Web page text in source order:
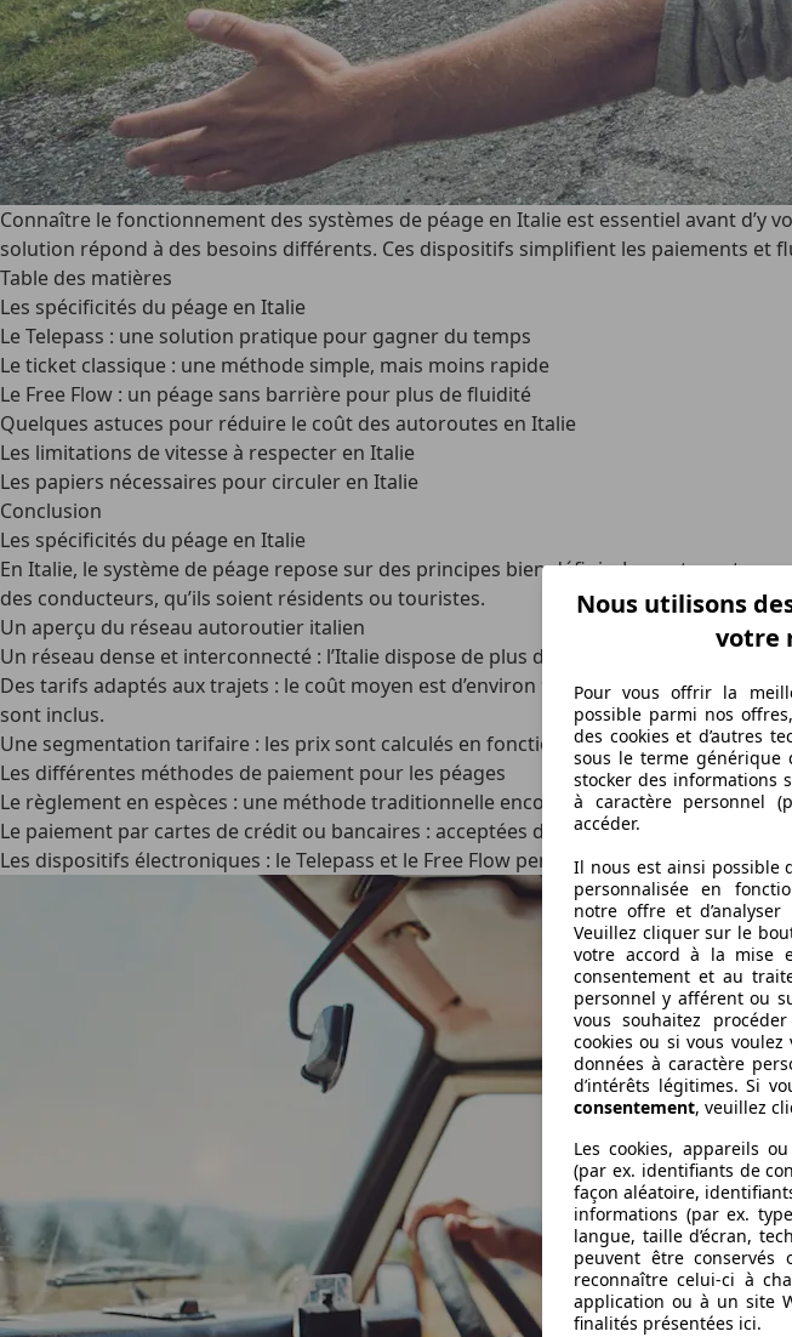
Nous utilisons
votre
Pour vous offrir la
possible parmi nos
des cookies et d’autres
sous le terme générique
stocker des informations
à caractère personnel
accéder.
Il nous est ainsi possible
personnalisée en
notre offre et
Veuillez cliquer sur le
votre accord à la mise
consentement et au
personnel y afférent ou
vous souhaitez
cookies ou si vous
données à caractère
d’intérêts légitimes. Si
consentement, veuillez
Les cookies, appareils
(par ex. identifiants de
façon aléatoire,
informations (par ex.
langue, taille d’écran,
peuvent être
reconnaître celui-ci à
application ou à un site
finalités présentées ici.
Connaître le fonctionnement des systèmes de péage en Italie est essentiel avant d’y
solution répond à des besoins différents. Ces dispositifs simplifient les paiements et
Table des matières
Les spécificités du péage en Italie
Le Telepass : une solution pratique pour gagner du temps
Le ticket classique : une méthode simple, mais moins rapide
Le Free Flow : un péage sans barrière pour plus de fluidité
Quelques astuces pour réduire le coût des autoroutes en Italie
Les limitations de vitesse à respecter en Italie
Les papiers nécessaires pour circuler en Italie
Conclusion
Les spécificités du péage en Italie
En Italie, le système de péage repose sur des principes bien définis. Les
des conducteurs, qu’ils soient résidents ou touristes.
Un aperçu du réseau autoroutier italien
Un réseau dense et interconnecté : l’Italie dispose de plus de 6 000 km d’autoroutes
Des tarifs adaptés aux trajets : le coût moyen est d’environ 9 € pour 100 km, mais il
sont inclus.
Une segmentation tarifaire : les prix sont calculés en fonction du type de véhicule,
Les différentes méthodes de paiement pour les péages
Le règlement en espèces : une méthode traditionnelle encore disponible à de
Le paiement par cartes de crédit ou bancaires : acceptées dans presque toutes les
Les dispositifs électroniques : leTelepass et le Free Flow permettent un passage